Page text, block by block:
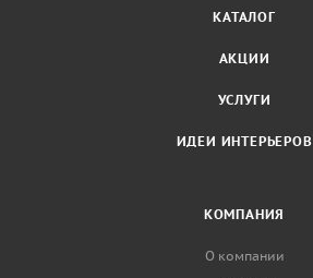
КАТАЛОГ
АКЦИИ
УСЛУГИ
ИДЕИ ИНТЕРЬЕРОВ
КОМПАНИЯ
О компании